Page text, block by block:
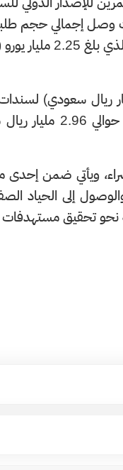
إجمالي حجم طلبات
2.25
مليار يورو
ويأتي ضمن إحدى
إلى الحياد
مستهدفات رؤية